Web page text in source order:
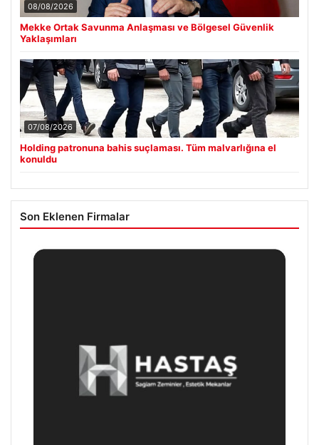
08/08/2026
Mekke Ortak Savunma Anlaşması ve Bölgesel Güvenlik
Yaklaşımları
07/08/2026
Holding patronuna bahis suçlaması. Tüm malvarlığına el
konuldu
Son Eklenen Firmalar